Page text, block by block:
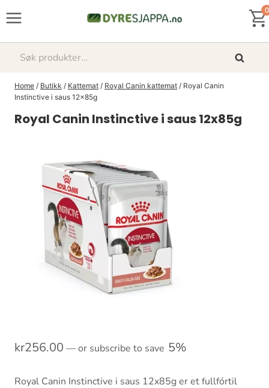
0
Søk
Søk
Home / Butikk / Kattemat / Royal Canin kattemat / Royal Canin
Instinctive i saus 12x85g
Royal Canin Instinctive i saus 12x85g
kr256.00 —or subscribe to save 5%
Royal Canin Instinctive i saus 12x85g er et fullfórtil